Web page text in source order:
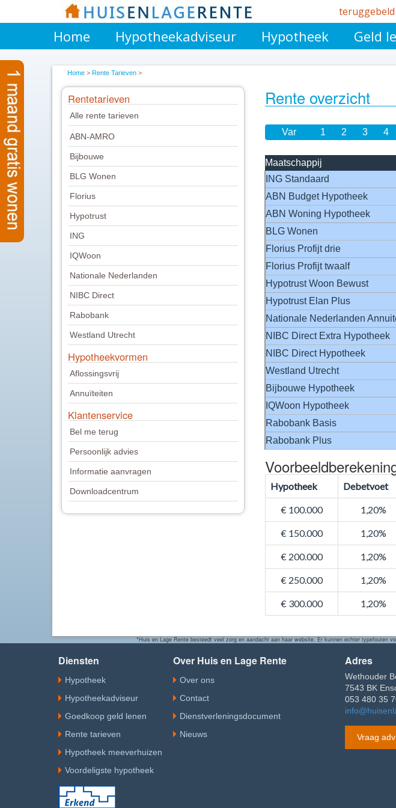
Home Hypotheekadviseur Hypotheek Geld
database connection / looptiijd 5Gevonden rijen: 16
Home > Rente Tarieven >
Rentetarieven
Alle rente tarieven
ABN-AMRO
Bijbouwe
BLG Wonen
Florius
Hypotrust
ING
IQWoon
Nationale Nederlanden
NIBC Direct
Rabobank
Westland Utrecht
Hypotheekvormen
Aflossingsvrij
Annuïteiten
Klantenservice
Bel me terug
Persoonlijk advies
Informatie aanvragen
Downloadcentrum
Rente overzicht
Var 1 2 3 4
Maatschappij
ING Standaard
ABN Budget Hypotheek
ABN Woning Hypotheek
BLG Wonen
Florius Profijt drie
Florius Profijt twaalf
Hypotrust Woon Bewust
Hypotrust Elan Plus
Nationale Nederlanden
NIBC Direct Extra Hypotheek
NIBC Direct Hypotheek
Westland Utrecht
Bijbouwe Hypotheek
IQWoon Hypotheek
Rabobank Basis
Rabobank Plus
Hypotheek Debetvoet
€ 100.000 1,20%
€ 150.000 1,20%
€ 200.000 1,20%
€ 250.000 1,20%
€ 300.000 1,20%
*Huis en Lage Rente besteedt veel zorg en aandacht aan haar website. Er kunnen echter typefouten
Diensten
Hypotheek
Hypotheekadviseur
Goedkoop geld lenen
Rente tarieven
Hypotheek meeverhuizen
Voordeligste hypotheek
Over Huis en Lage Rente
Over ons
Contact
Dienstverleningsdocument
Nieuws
Adres
Wethouder
7543 BK
053 480 35
Vraag